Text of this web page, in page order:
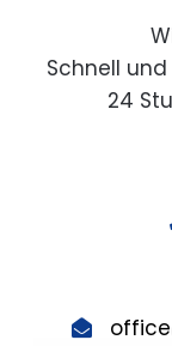
Schnell
24